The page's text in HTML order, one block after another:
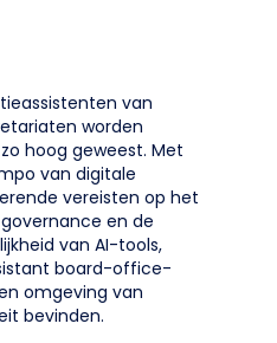
van
worden
hoog geweest. Met
van digitale
vereisten op het
en de
van AI-tools,
board-office-
omgeving van
bevinden.